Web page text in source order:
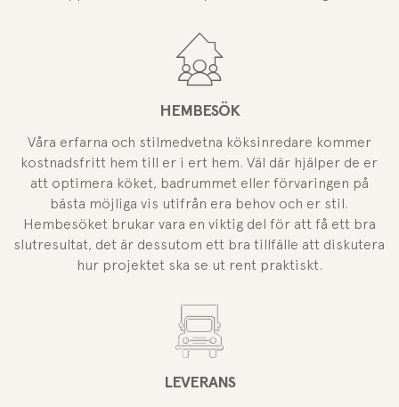
HEMBESÖK
Våra erfarna och stilmedvetna köksinredare kommer
kostnadsfritt hem till er i ert hem. Väl där hjälper de er
att optimera köket, badrummet eller förvaringen på
bästa möjliga vis utifrån era behov och er stil.
Hembesöket brukar vara en viktig del för att få ett bra
slutresultat, det är dessutom ett bra tillfälle att diskutera
hur projektet ska se ut rent praktiskt.
LEVERANS